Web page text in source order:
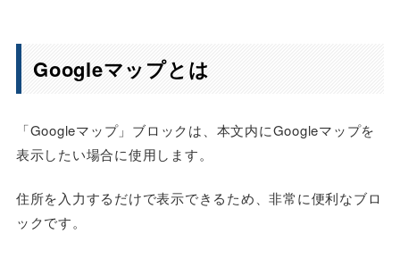
Googleマップとは
「Googleマップ」ブロックは、本文内にGoogleマップを
表示したい場合に使用します。
住所を入力するだけで表示できるため、非常に便利なブロ
ックです。